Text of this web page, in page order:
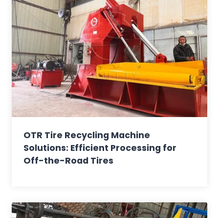
OTR Tire Recycling Machine
Solutions: Efficient Processing for
Off-the-Road Tires